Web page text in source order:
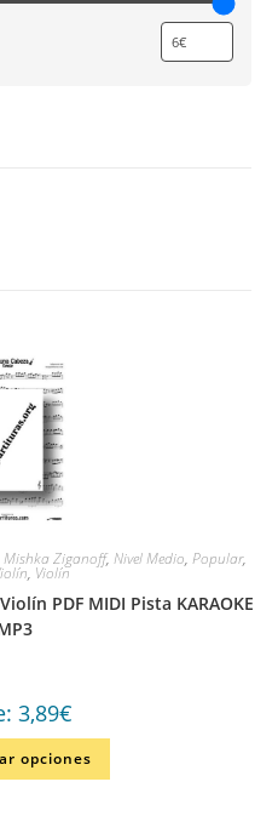
Mishka Ziganoff, Nivel Medio, Popular,
, Violín
PDF MIDI Pista KARAOKE
3,89€
opciones